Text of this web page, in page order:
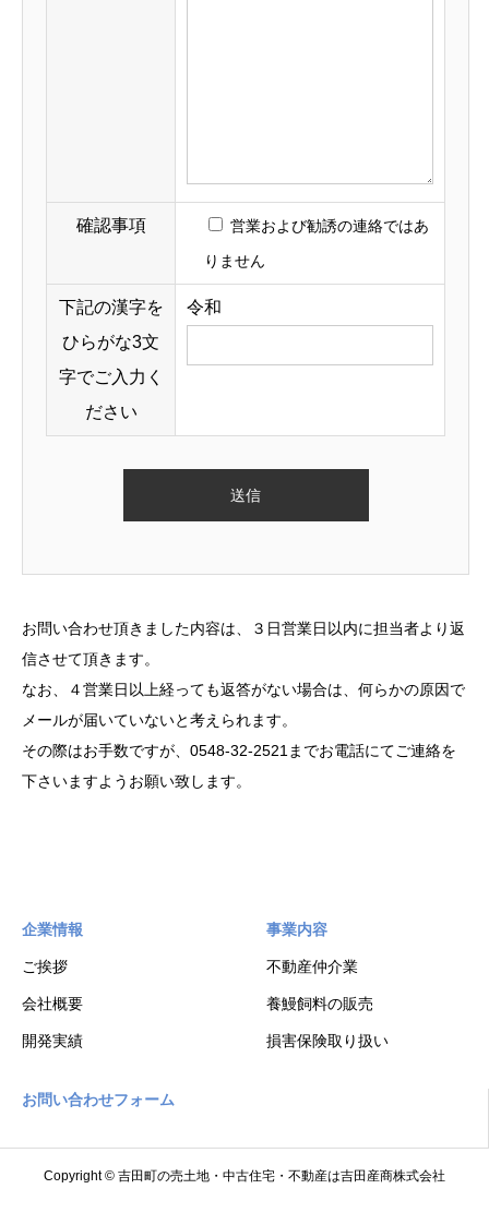
確認事項
営業および勧誘の連絡ではあ
りません
下記の漢字を
ひらがな3文
字でご入力く
ださい
令和
お問い合わせ頂きました内容は、３日営業日以内に担当者より返
信させて頂きます。
なお、４営業日以上経っても返答がない場合は、何らかの原因で
メールが届いていないと考えられます。
その際はお手数ですが、0548-32-2521までお電話にてご連絡を
下さいますようお願い致します。
企業情報
ご挨拶
会社概要
開発実績
事業内容
不動産仲介業
養鰻飼料の販売
損害保険取り扱い
お問い合わせフォーム
Copyright © 吉田町の売土地・中古住宅・不動産は吉田産商株式会社